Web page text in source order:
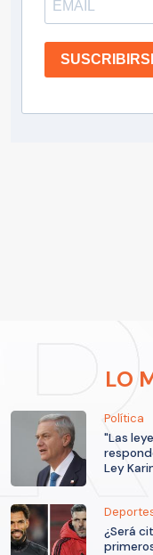
LO
Política
"Las
Ley
¿Será